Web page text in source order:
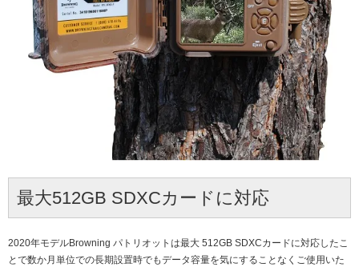
最大512GB SDXCカードに対応
2020年モデルBrowning パトリオットは最大 512GB SDXCカードに対応したこ
とで数か月単位での長期設置時でもデータ容量を気にすることなくご使用いた